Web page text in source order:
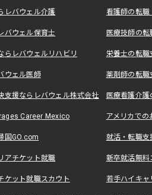
レバウェル介護 看護師の転
バウェル保育士 医療技師の
らレバウェルリハビリ 栄養士の転
ウェル医師 薬剤師の転
支援ならレバウェル株式会社 医療看護介
Career Mexico アメリカで
国GO.com 就活・転職
アチケット就職 新卒就活無料
ケット就職スカウト 若手ハイキ